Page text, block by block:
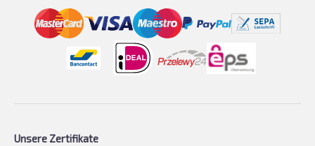
Unsere Zertifikate